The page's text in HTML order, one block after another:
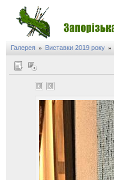
Галерея » Виставки 2019 року »